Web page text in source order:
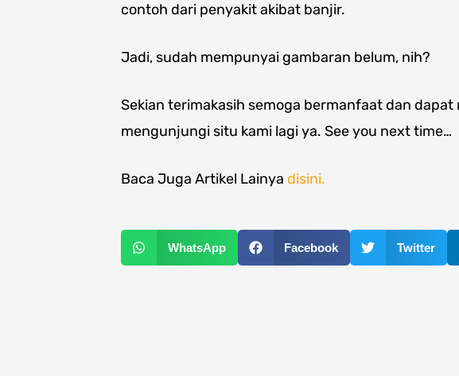
contoh dari penyakit akibat banjir.
Jadi, sudah mempunyai gambaran belum, nih?
Sekian terimakasih semoga bermanfaat dan
mengunjungi situ kami lagi ya. See you next time…
Baca Juga Artikel Lainya disini.
WhatsApp Facebook Twitter